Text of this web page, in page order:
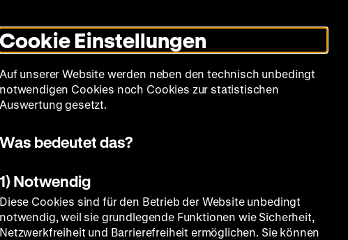
Modus
umschalten
Sprache
Spielplan Filmreihen Über uns
Cookie Einstellungen
Auf unserer Website werden neben den technisch unbedingt
notwendigen Cookies noch Cookies zur statistischen
Auswertung gesetzt.
Was bedeutet das?
1) Notwendig
Diese Cookies sind für den Betrieb der Website unbedingt
notwendig, weil sie grundlegende Funktionen wie Sicherheit,
Netzwerkfreiheit und Barrierefreiheit ermöglichen. Sie können